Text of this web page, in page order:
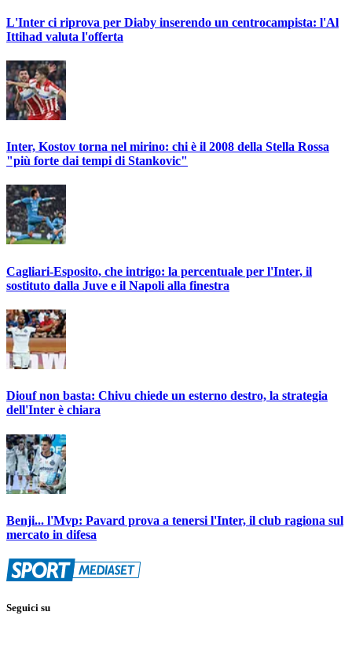
L'Inter ci riprova per Diaby inserendo un centrocampista: l'Al
Ittihad valuta l'offerta
Inter, Kostov torna nel mirino: chi è il 2008 della Stella Rossa
"più forte dai tempi di Stankovic"
Cagliari-Esposito, che intrigo: la percentuale per l'Inter, il
sostituto dalla Juve e il Napoli alla finestra
Diouf non basta: Chivu chiede un esterno destro, la strategia
dell'Inter è chiara
Benji... l'Mvp: Pavard prova a tenersi l'Inter, il club ragiona sul
mercato in difesa
Seguici su